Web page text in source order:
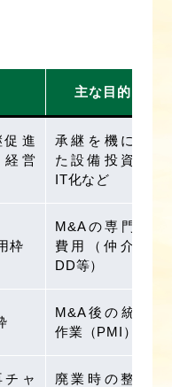
主な目的
促進
経営
承継を機にし
た設備投資・
IT化など
枠
M&Aの専門家
費用（仲介・
DD等）
M&A後の統合
作業（PMI）
ャ
廃業時の整理